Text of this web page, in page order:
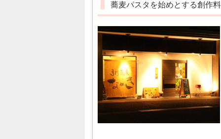
蕎麦パスタを始めとする創作